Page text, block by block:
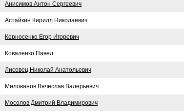
Анисимов Антон Сергеевич
Астайкин Кирилл Николаевич
Керносенко Егор Игоревич
Коваленко Павел
Лисовец Николай Анатольевич
Милованов Вячеслав Валерьевич
Мосолов Дмитрий Владимирович